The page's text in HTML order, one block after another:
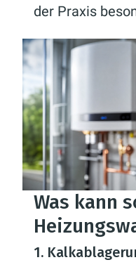
der Praxis
Was kann
1.